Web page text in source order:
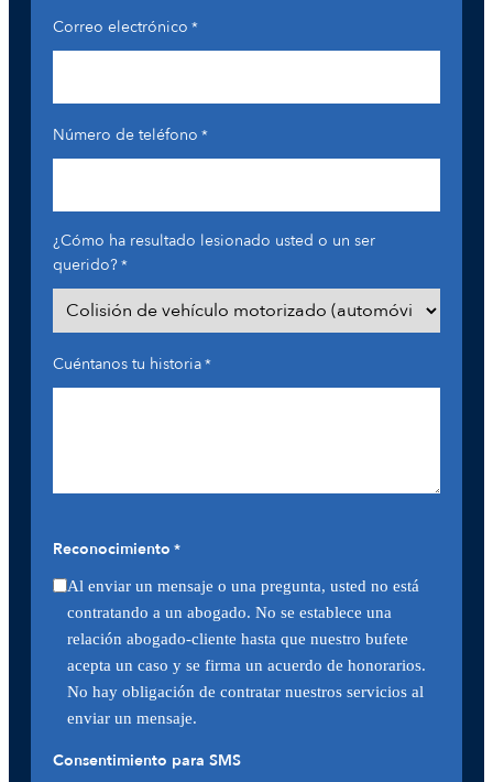
Correo electrónico *
Número de teléfono *
¿Cómo ha resultado lesionado usted o un ser
querido?*
Cuéntanos tu historia*
Reconocimiento *
Al enviar un mensaje o una pregunta, usted no está
contratando a un abogado. No se establece una
relación abogado-cliente hasta que nuestro bufete
acepta un caso y se firma un acuerdo de honorarios.
No hay obligación de contratar nuestros servicios al
enviar un mensaje.
Consentimiento para SMS